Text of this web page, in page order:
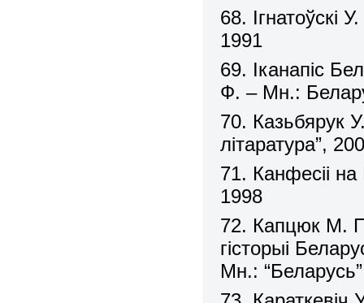
68. Ігнатоўскі
1991
69. Іканапіс
Ф. – Мн.:
70. Казьбярук
літаратура”,
71. Канфесіі
1998
72. Капцюк М.
гісторыі
Мн.: